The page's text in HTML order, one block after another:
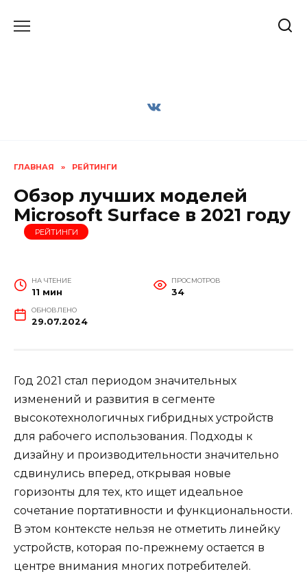
ГЛАВНАЯ » РЕЙТИНГИ
Обзор лучших моделей
Microsoft Surface в 2021 году
РЕЙТИНГИ
НА ЧТЕНИЕ
11 мин
ПРОСМОТРОВ
34
ОБНОВЛЕНО
29.07.2024
Год 2021 стал периодом значительных
изменений и развития в сегменте
высокотехнологичных гибридных устройств
для рабочего использования. Подходы к
дизайну и производительности значительно
сдвинулись вперед, открывая новые
горизонты для тех, кто ищет идеальное
сочетание портативности и функциональности.
В этом контексте нельзя не отметить линейку
устройств, которая по-прежнему остается в
центре внимания многих потребителей.